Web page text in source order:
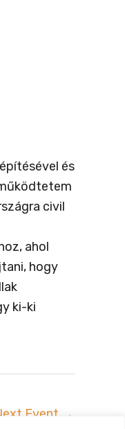
és
civil
ahol
hogy
ki-ki
Event →